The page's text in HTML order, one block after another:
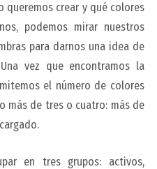
queremos crear y qué colores
podemos mirar nuestros
para darnos una idea de
vez que encontramos la
el número de colores
más de tres o cuatro: más de
en tres grupos: activos,